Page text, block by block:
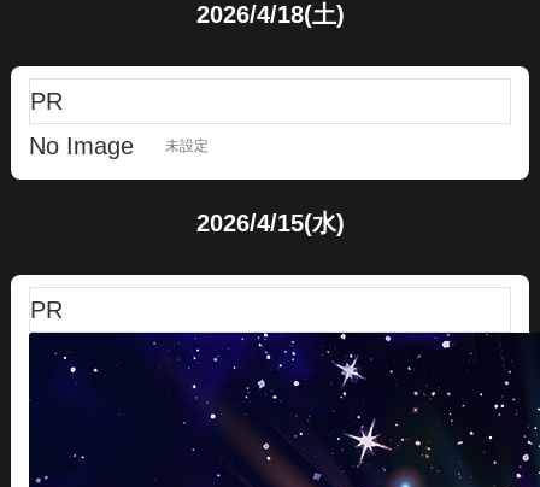
2026/4/18(土)
PR
No Image
未設定
2026/4/15(水)
PR